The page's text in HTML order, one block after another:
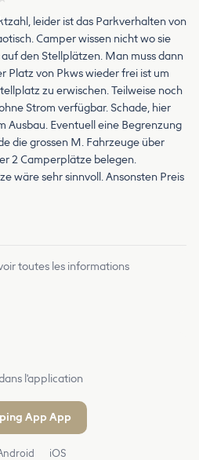
leider ist das Parkverhalten von
Camper wissen nicht wo sie
den Stellplätzen. Man muss dann
Platz von Pkws wieder frei ist um
zu erwischen. Teilweise noch
Strom verfügbar. Schade, hier
Ausbau. Eventuell eine Begrenzung
die grossen M. Fahrzeuge über
2 Camperplätze belegen.
wäre sehr sinnvoll. Ansonsten Preis
toutes les informations
l'application
App App
iOS